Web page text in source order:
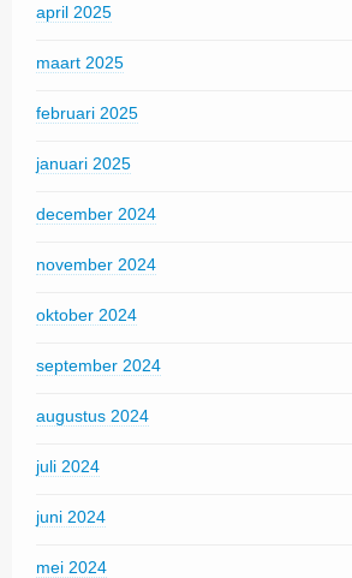
april 2025
maart 2025
februari 2025
januari 2025
december 2024
november 2024
oktober 2024
september 2024
augustus 2024
juli 2024
juni 2024
mei 2024